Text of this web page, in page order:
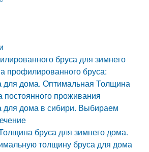
бруса для зимнего
бруса:
для дома. Оптимальная Толщина
постоянного проживания
для дома в сибири. Выбираем
бруса для зимнего дома.
толщину бруса для дома